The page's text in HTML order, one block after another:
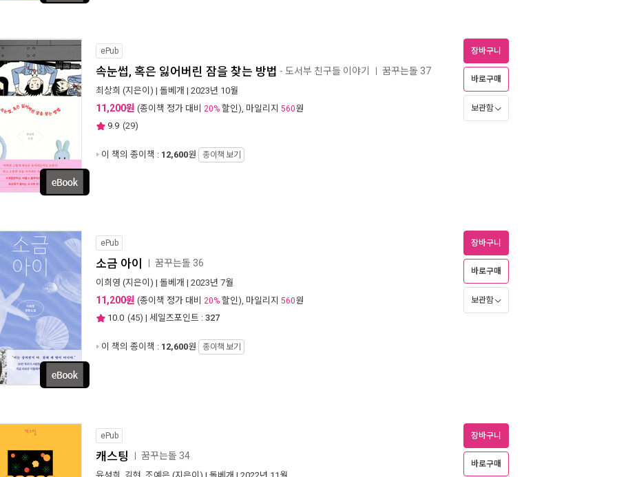
ePub
속눈썹, 혹은 잃어버린 잠을 찾는 방법 - 도서부 친구들 이야기 꿈꾸는돌 37
최상희 (지은이) | 돌베개 | 2023년 10월
11,200원 (종이책 정가 대비 20% 할인), 마일리지 560원
9.9 (29)
이 책의 종이책 : 12,600원 종이책 보기
장바구니
바로구매
보관함
ePub
소금 아이 꿈꾸는돌 36
이희영 (지은이) | 돌베개 | 2023년 7월
11,200원 (종이책 정가 대비 20% 할인), 마일리지 560원
10.0 (45) | 세일즈포인트 : 327
이 책의 종이책 : 12,600원 종이책 보기
장바구니
바로구매
보관함
ePub
캐스팅 꿈꾸는돌 34
장바구니
바로구매